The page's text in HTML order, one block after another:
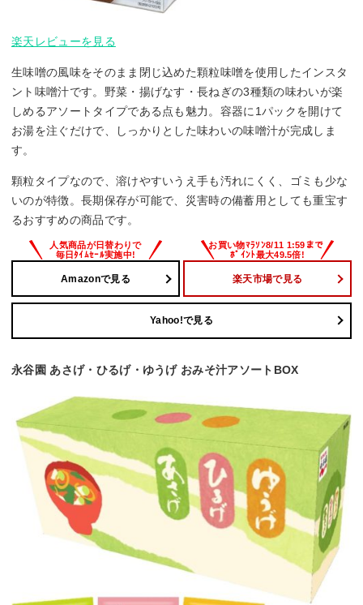
楽天レビューを見る
生味噌の風味をそのまま閉じ込めた顆粒味噌を使用したインスタ
ント味噌汁です。野菜・揚げなす・長ねぎの3種類の味わいが楽
しめるアソートタイプである点も魅力。容器に1パックを開けて
お湯を注ぐだけで、しっかりとした味わいの味噌汁が完成しま
す。
顆粒タイプなので、溶けやすいうえ手も汚れにくく、ゴミも少な
いのが特徴。長期保存が可能で、災害時の備蓄用としても重宝す
るおすすめの商品です。
Amazonで見る 楽天市場で見る
Yahoo!で見る
永谷園 あさげ・ひるげ・ゆうげ おみそ汁アソートBOX